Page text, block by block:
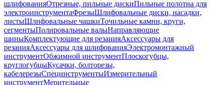
шлифованияОтрезные, пильные дискиПильные полотна для
электроинструментаФрезыШлифовальные диски, насадки,
листыШлифовальные чашкиТочильные камни, круги,
сегментыПолировальные валыНаправляющие
шиныКомплектующие для резанияАксессуары для
резанияАксессуары для шлифованияЭлектромонтажный
инструментОбжимной инструментПлоскогубцы,
круглогубцыКусачки, болторезы,
кабелерезыСпецинструментыИзмерительный
инструментМерительные